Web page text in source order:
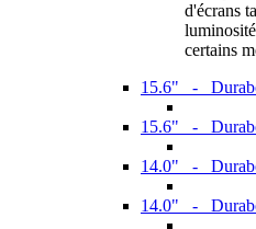
d'écrans
certains
15.6" -
15.6" -
14.0" -
14.0" -